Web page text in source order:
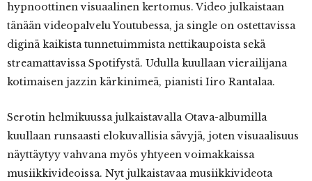
hypnoottinen visuaalinen kertomus. Video julkaistaan
tänään videopalvelu Youtubessa, ja single on ostettavissa
diginä kaikista tunnetuimmista nettikaupoista sekä
streamattavissa Spotifystä. Udulla kuullaan vierailijana
kotimaisen jazzin kärkinimeä, pianisti Iiro Rantalaa.
Serotin helmikuussa julkaistavalla Otava-albumilla
kuullaan runsaasti elokuvallisia sävyjä, joten visuaalisuus
näyttäytyy vahvana myös yhtyeen voimakkaissa
musiikkivideoissa. Nyt julkaistavaa musiikkivideota